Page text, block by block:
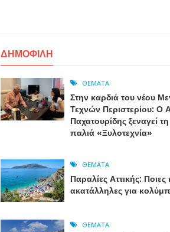
ΔΗΜΟΦΙΛΉ
ΘΈΜΑΤΑ
Στην καρδιά του νέου
Τεχνών Περιστερίου: Ο
Παχατουρίδης ξεναγεί
παλιά «Ξυλοτεχνία»
ΘΈΜΑΤΑ
Παραλίες Αττικής: Ποιες
ακατάλληλες για
ΘΈΜΑΤΑ